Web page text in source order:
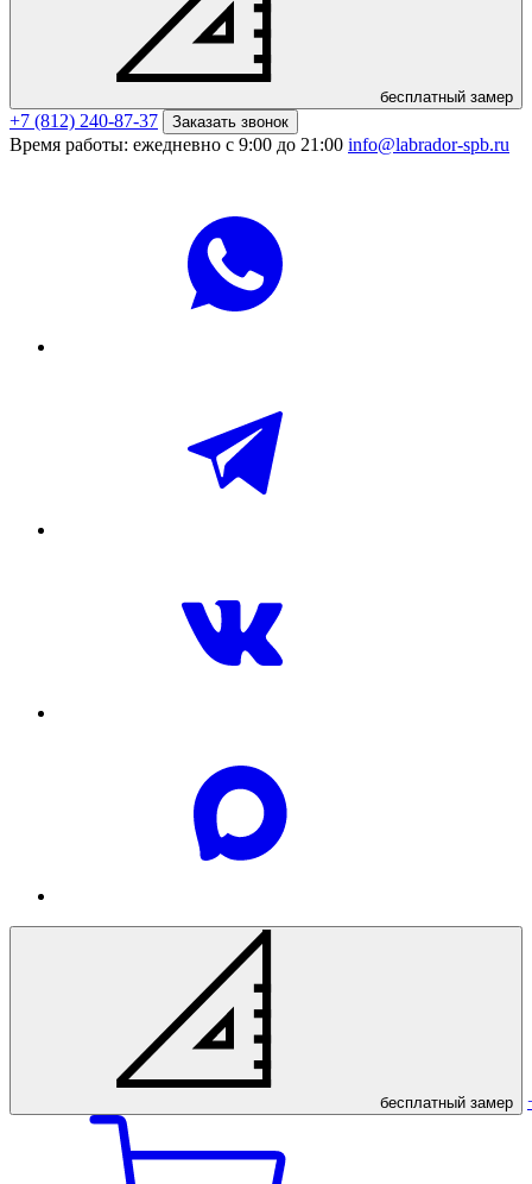
бесплатный замер
+7 (812) 240-87-37 Заказать звонок
Время работы: ежедневно с 9:00 до 21:00 info@labrador-spb.ru
бесплатный замер